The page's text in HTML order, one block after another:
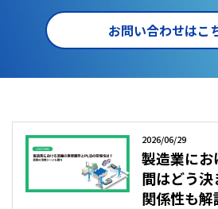
お問い合わせはこ
年06
2026/06/29
製造業に
間はどう
関係性も解